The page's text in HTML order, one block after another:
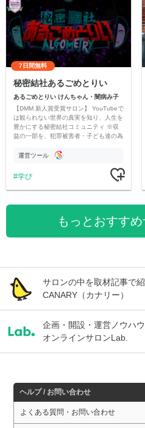
7日間無料
秘密結社あるごめとりい
あるごめとりい けんちゃん・闇病み子
【DMM 新人賞受賞サロン】 YouTubeで
は観られない世界の真実を知り、人生を
豊かにする秘密結社コミュニティ ※収
益の一部を、犯罪被害者・子ども達の為
す運営ツール
学び
もっとおすす
サロンの中を取材記事で
CANARY（カナリー）
企画・開設・運営ノウハ
オンラインサロンLab.
ヘルプ / お問い合わせ
よくある質問・お問い合わせ